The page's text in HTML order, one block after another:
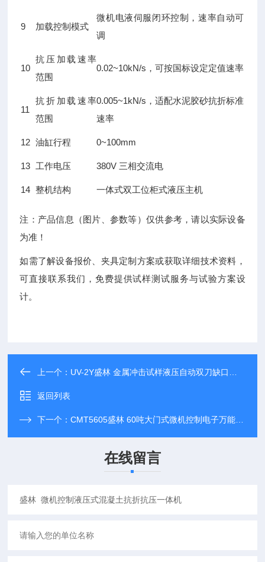
9 加载控制模式
微机电液伺服闭环控制，速率自动可
调
10
抗压加载速率
范围
0.02~10kN/s，可按国标设定定值速率
11
抗折加载速率
范围
0.005~1kN/s，适配水泥胶砂抗折标准
速率
12 油缸行程 0~100mm
13 工作电压 380V 三相交流电
14 整机结构 一体式双工位柜式液压主机
注：产品信息（图片、参数等）仅供参考，请以实际设备
为准！
如需了解设备报价、夹具定制方案或获取详细技术资料，
可直接联系我们，免费提供试样测试服务与试验方案设
计。
上一个： UV-2Y盛林 金属冲击试样液压自动双刀缺口拉床
返回列表
下一个：CMT5605盛林 60吨大门式微机控制电子万能试验机
在线留言